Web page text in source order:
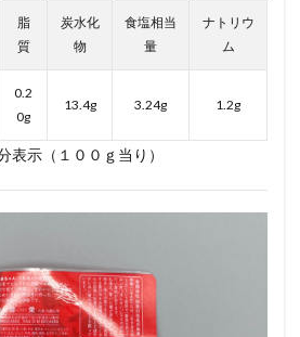
脂
質
炭水化
物
食塩相当
量
ナトリウ
ム
0.2
0g
13.4g 3.24g 1.2g
表示（１００ｇ当り）